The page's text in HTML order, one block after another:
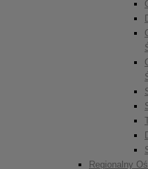
Regionalny